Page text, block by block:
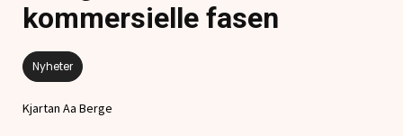
kommersielle fasen
Nyheter
Kjartan Aa Berge